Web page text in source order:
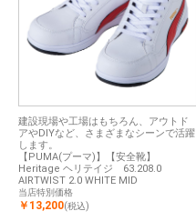
建設現場や工場はもちろん、アウトド
アやDIYなど、さまざまなシーンで活躍
します。
【PUMA(プーマ)】【安全靴】
Heritage ヘリテイジ 63.208.0
AIRTWIST 2.0 WHITE MID
当店特別価格
￥13,200(税込)